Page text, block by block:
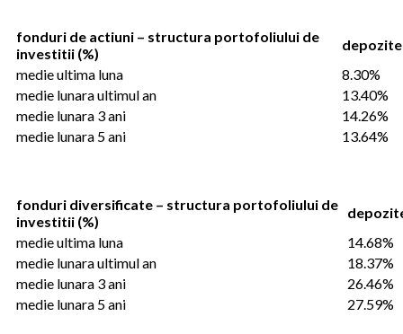
fonduri de actiuni – structura portofoliului de
investitii (%)
depozite
medie ultima luna
8.30%
medie lunara ultimul an
13.40%
medie lunara 3 ani
14.26%
medie lunara 5 ani
13.64%
fonduri diversificate – structura portofoliului de
investitii (%)
medie ultima luna
14.68%
medie lunara ultimul an
18.37%
medie lunara 3 ani
26.46%
medie lunara 5 ani
27.59%